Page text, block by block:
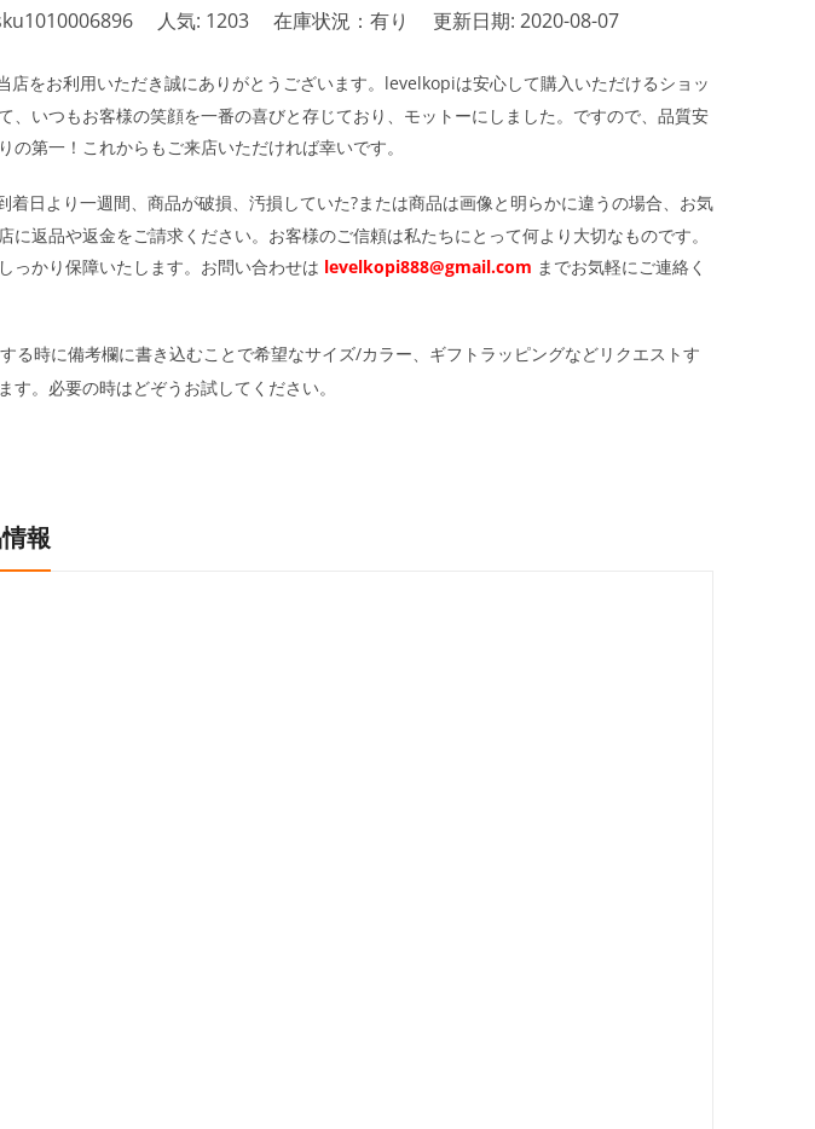
人気: 1203 在庫状況：有り 更新日期: 2020-08-07
店をお利用いただき誠にありがとうございます。levelkopiは安心して購入いただけるショッ
、いつもお客様の笑顔を一番の喜びと存じており、モットーにしました。ですので、品質安
の第一！これからもご来店いただければ幸いです。
着日より一週間、商品が破損、汚損していた?または商品は画像と明らかに違うの場合、お気
に返品や返金をご請求ください。お客様のご信頼は私たちにとって何より大切なものです。
っかり保障いたします。お問い合わせは levelkopi888@gmail.com までお気軽にご連絡く
る時に備考欄に書き込むことで希望なサイズ/カラー、ギフトラッピングなどリクエストす
す。必要の時はどぞうお試してください。
報